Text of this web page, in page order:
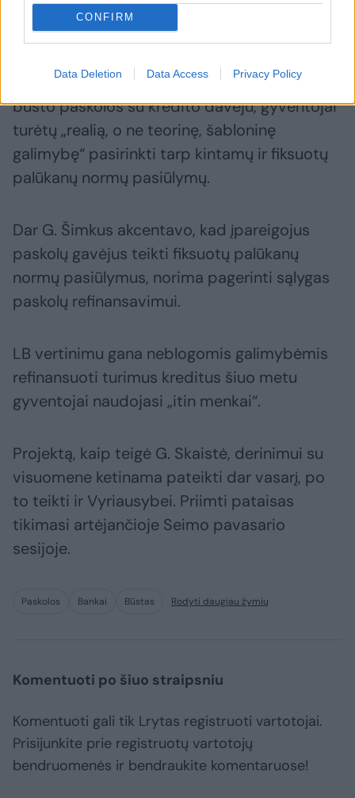
CONFIRM
Data Deletion Data Access Privacy Policy
paskolų išduodama tik apie 3 proc. kai euro
zonos vidurkis siekia 78 proc. LB valdybos
iniciatyva norima užtikrinti, kad derantis dėl
būsto paskolos su kredito davėju, gyventojai
turėtų „realią, o ne teorinę, šabloninę
galimybę“ pasirinkti tarp kintamų ir fiksuotų
palūkanų normų pasiūlymų.
Dar G. Šimkus akcentavo, kad įpareigojus
paskolų gavėjus teikti fiksuotų palūkanų
normų pasiūlymus, norima pagerinti sąlygas
paskolų refinansavimui.
LB vertinimu gana neblogomis galimybėmis
refinansuoti turimus kreditus šiuo metu
gyventojai naudojasi „itin menkai“.
Projektą, kaip teigė G. Skaistė, derinimui su
visuomene ketinama pateikti dar vasarį, po
to teikti ir Vyriausybei. Priimti pataisas
tikimasi artėjančioje Seimo pavasario
sesijoje.
Paskolos Bankai Būstas Rodyti daugiau žymių
Komentuoti po šiuo straipsniu
Komentuoti gali tik Lrytas registruoti vartotojai.
Prisijunkite prie registruotų vartotojų
bendruomenės ir bendraukite komentaruose!